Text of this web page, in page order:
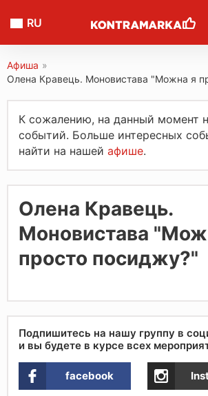
RU
Афиша »
Олена Кравець. Моновистава "Можна я
К сожалению, на данный момент
событий. Больше интересных
найти на нашей афише.
Олена Кравець.
Моновистава
просто посиджу?"
Подпишитесь на нашу группу в
и вы будете в курсе всех
facebook